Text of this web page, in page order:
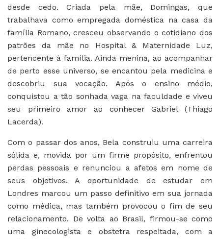
desde cedo. Criada pela mãe, Domingas, que
trabalhava como empregada doméstica na casa da
família Romano, cresceu observando o cotidiano dos
patrões da mãe no Hospital & Maternidade Luz,
pertencente à família. Ainda menina, ao acompanhar
de perto esse universo, se encantou pela medicina e
descobriu sua vocação. Após o ensino médio,
conquistou a tão sonhada vaga na faculdade e viveu
seu primeiro amor ao conhecer Gabriel (Thiago
Lacerda).
Com o passar dos anos, Bela construiu uma carreira
sólida e, movida por um firme propósito, enfrentou
perdas pessoais e renunciou a afetos em nome de
seus objetivos. A oportunidade de estudar em
Londres marcou um passo definitivo em sua jornada
como médica, mas também provocou o fim de seu
relacionamento. De volta ao Brasil, firmou-se como
uma ginecologista e obstetra respeitada, com a